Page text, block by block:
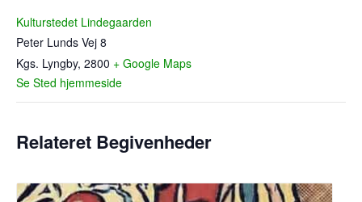
Kulturstedet Lindegaarden
Peter Lunds Vej 8
Kgs. Lyngby, 2800 + Google Maps
Se Sted hjemmeside
Relateret Begivenheder